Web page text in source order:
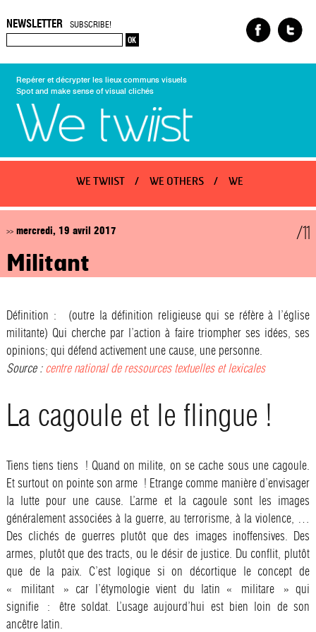
NEWSLETTER SUBSCRIBE!
Repérer et décrypter les lieux communs visuels
Spot and make sense of visual clichés
WE TWIIST WE OTHERS WE
/11
>>mercredi, 19 avril 2017
Militant
Définition : (outre la définition religieuse qui se réfère à l’église
militante) Qui cherche par l’action à faire triompher ses idées, ses
opinions; qui défend activement une cause, une personne.
Source : centre national de ressources textuelles et lexicales
La cagoule et le flingue !
Tiens tiens tiens ! Quand on milite, on se cache sous une cagoule.
Et surtout on pointe son arme ! Etrange comme manière d’envisager
la lutte pour une cause. L’arme et la cagoule sont les images
généralement associées à la guerre, au terrorisme, à la violence, …
Des clichés de guerres plutôt que des images inoffensives. Des
armes, plutôt que des tracts, ou le désir de justice. Du conflit, plutôt
que de la paix. C’est logique si on décortique le concept de
« militant » car l’étymologie vient du latin « militare » qui
signifie : être soldat. L’usage aujourd’hui est bien loin de son
ancêtre latin.